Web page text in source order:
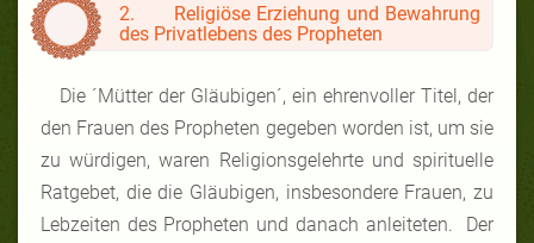
2. Religiöse Erziehung und Bewahrung
des Privatlebens des Propheten
Die ´Mütter der Gläubigen´, ein ehrenvoller Titel, der
den Frauen des Propheten gegeben worden ist, um sie
zu würdigen, waren Religionsgelehrte und spirituelle
Ratgebet, die die Gläubigen, insbesondere Frauen, zu
Lebzeiten des Propheten und danach anleiteten. Der